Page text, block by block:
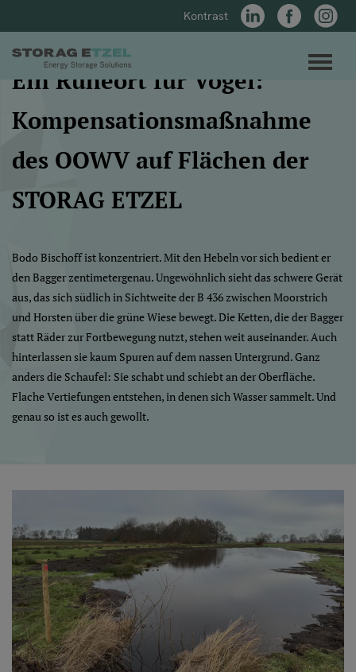
zum Inhalt der Seite springen
zur Hauptnavigation springen
Kontrast
LinkedInFacebook
Ein Ruheort für Vögel:
Kompensationsmaßnahme
des OOWV auf Flächen der
STORAG ETZEL
Bodo Bischoff ist konzentriert. Mit den Hebeln vor sich bedient er
den Bagger zentimetergenau. Ungewöhnlich sieht das schwere Gerät
aus, das sich südlich in Sichtweite der B 436 zwischen Moorstrich
und Horsten über die grüne Wiese bewegt. Die Ketten, die der Bagger
statt Räder zur Fortbewegung nutzt, stehen weit auseinander. Auch
hinterlassen sie kaum Spuren auf dem nassen Untergrund. Ganz
anders die Schaufel: Sie schabt und schiebt an der Oberfläche.
Flache Vertiefungen entstehen, in denen sich Wasser sammelt. Und
genau so ist es auch gewollt.